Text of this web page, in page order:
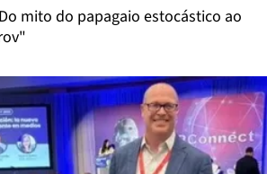
Do mito do papagaio estocástico ao